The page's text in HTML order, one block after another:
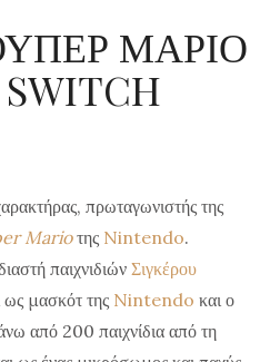
ΜΑΡΙΟ
πρωταγωνιστής της
Marioτης Nintendo.
παιχνιδιών Σιγκέρου
ως μασκότ της Nintendo και ο
από 200 παιχνίδια από τη